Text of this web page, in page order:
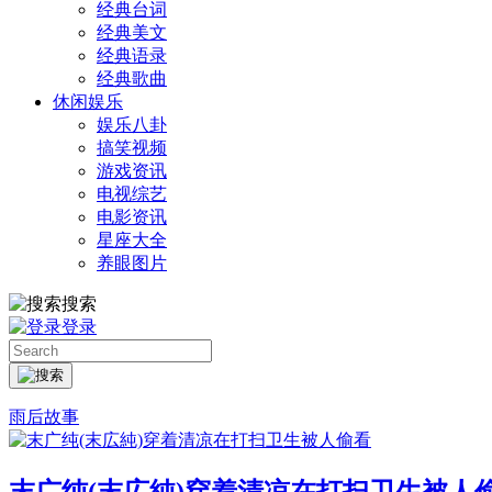
经典台词
经典美文
经典语录
经典歌曲
休闲娱乐
娱乐八卦
搞笑视频
游戏资讯
电视综艺
电影资讯
星座大全
养眼图片
搜索
登录
雨后故事